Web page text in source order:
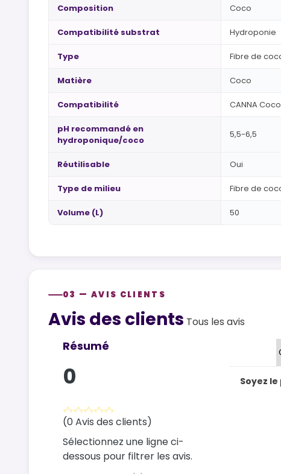
Composition Coco
Compatibilité substrat Hydroponie
Type Fibre de
Matière Coco
Compatibilité CANNA
pH recommandé en
hydroponique/coco
5,5-6,5
Réutilisable Oui
Type de milieu Fibre de
Volume (L) 50
03 — AVIS CLIENTS
Customer reviews
Avis des clients Tous les avis
Résumé
0
(0 Avis des clients)
Sélectionnez une ligne ci-
dessous pour filtrer les avis.
Soyez